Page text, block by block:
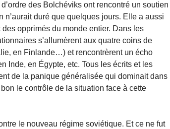
des Bolchéviks ont rencontré un soutien
duré que quelques jours. Elle a aussi
opprimés du monde entier. Dans les
s’allumèrent aux quatre coins de
en Finlande…) et rencontrèrent un écho
Inde, en Égypte, etc. Tous les écrits et les
de la panique généralisée qui dominait dans
le contrôle de la situation face à cette
le nouveau régime soviétique. Et ce ne fut